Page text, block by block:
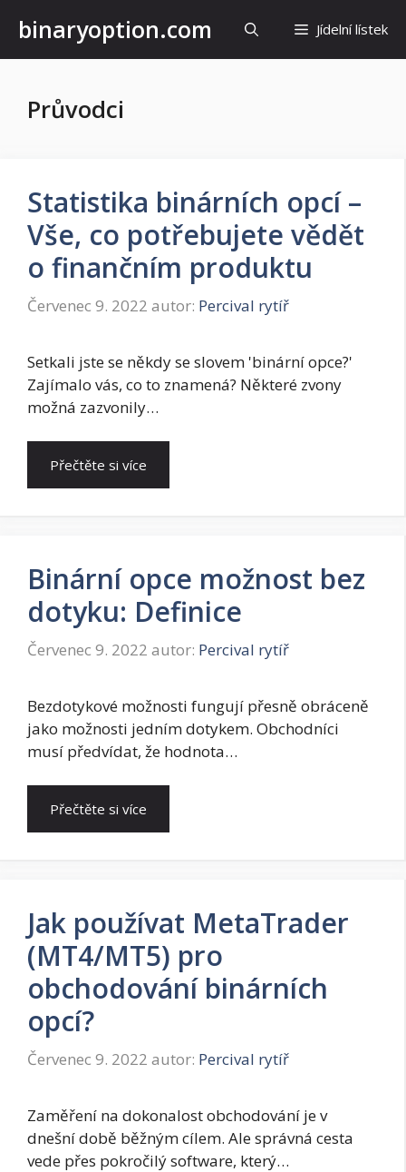
obsah
binaryoption.com Jídelní lístek
Průvodci
Statistika binárních opcí –
Vše, co potřebujete vědět
o finančním produktu
Červenec 9. 2022 autor: Percival rytíř
Setkali jste se někdy se slovem 'binární opce?'
Zajímalo vás, co to znamená? Některé zvony
možná zazvonily…
Přečtěte si více
Binární opce možnost bez
dotyku: Definice
Červenec 9. 2022 autor: Percival rytíř
Bezdotykové možnosti fungují přesně obráceně
jako možnosti jedním dotykem. Obchodníci
musí předvídat, že hodnota…
Přečtěte si více
Jak používat MetaTrader
(MT4/MT5) pro
obchodování binárních
opcí?
Červenec 9. 2022 autor: Percival rytíř
Zaměření na dokonalost obchodování je v
dnešní době běžným cílem. Ale správná cesta
vede přes pokročilý software, který…